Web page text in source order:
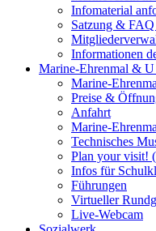
Infomaterial
Satzung &
Informationen
Marine-Ehrenmal &
Marine-
Preise &
Anfahrt
Marine-
Technisches
Plan your visit!
Infos für
Führungen
Virtueller
Live-Webcam